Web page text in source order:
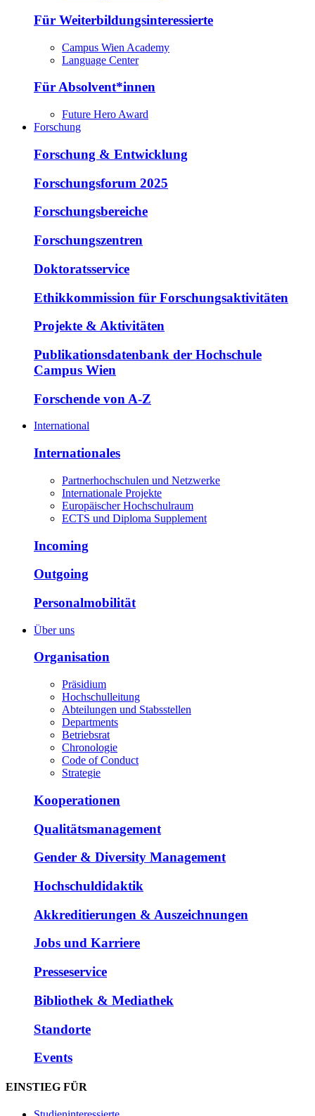
Für Weiterbildungsinteressierte
Campus Wien Academy
Language Center
Für Absolvent*innen
Future Hero Award
Forschung
Forschung & Entwicklung
Forschungsforum 2025
Forschungsbereiche
Forschungszentren
Doktoratsservice
Ethikkommission für Forschungsaktivitäten
Projekte & Aktivitäten
Publikationsdatenbank der Hochschule
Campus Wien
Forschende von A-Z
International
Internationales
Partnerhochschulen und Netzwerke
Internationale Projekte
Europäischer Hochschulraum
ECTS und Diploma Supplement
Incoming
Outgoing
Personalmobilität
Über uns
Organisation
Präsidium
Hochschulleitung
Abteilungen und Stabsstellen
Departments
Betriebsrat
Chronologie
Code of Conduct
Strategie
Kooperationen
Qualitätsmanagement
Gender & Diversity Management
Hochschuldidaktik
Akkreditierungen & Auszeichnungen
Jobs und Karriere
Presseservice
Bibliothek & Mediathek
Standorte
Events
EINSTIEG FÜR